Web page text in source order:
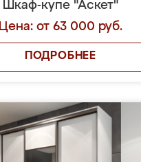
Шкаф-купе "Аскет"
Цена: от 63 000 руб.
ПОДРОБНЕЕ